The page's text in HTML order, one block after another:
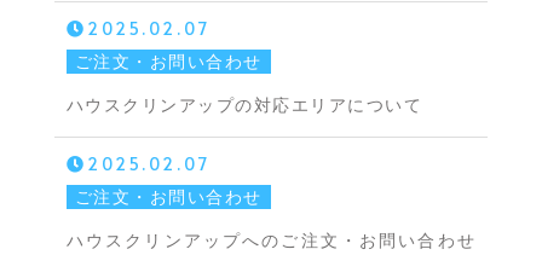
2025.02.07
ご注文・お問い合わせ
ハウスクリンアップの対応エリアについて
2025.02.07
ご注文・お問い合わせ
ハウスクリンアップへのご注文・お問い合わせ